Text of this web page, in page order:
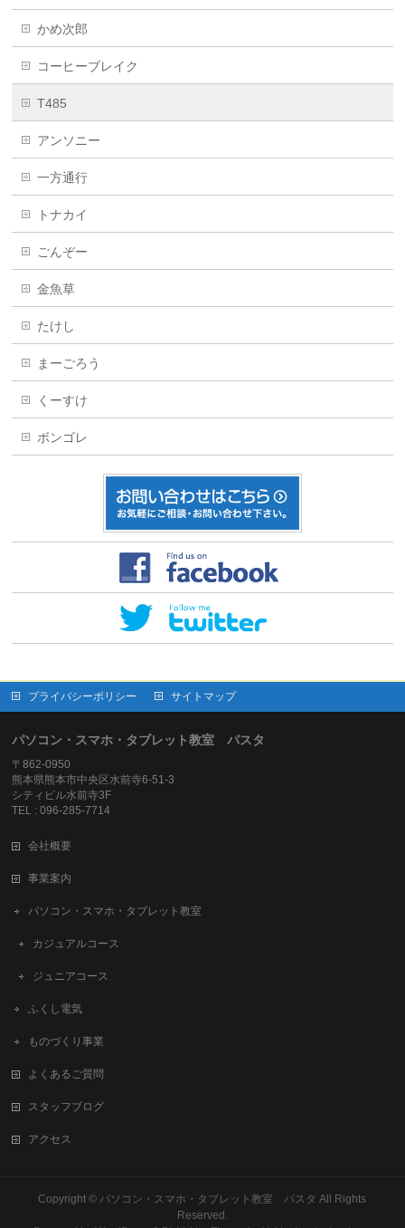
かめ次郎
コーヒーブレイク
T485
アンソニー
一方通行
トナカイ
ごんぞー
金魚草
たけし
まーごろう
くーすけ
ボンゴレ
プライバシーポリシー サイトマップ
パソコン・スマホ・タブレット教室 パスタ
〒862-0950
熊本県熊本市中央区水前寺6-51-3
シティビル水前寺3F
TEL : 096-285-7714
会社概要
事業案内
パソコン・スマホ・タブレット教室
カジュアルコース
ジュニアコース
ふくし電気
ものづくり事業
よくあるご質問
スタッフブログ
アクセス
Copyright ©パソコン・スマホ・タブレット教室 パスタ All Rights
Reserved.